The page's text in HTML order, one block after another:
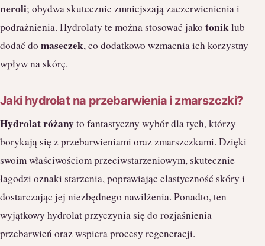
neroli; obydwa skutecznie zmniejszają zaczerwienienia i
podrażnienia. Hydrolaty te można stosować jako toniklub
dodać do maseczek, co dodatkowo wzmacnia ich korzystny
wpływ na skórę.
Jaki hydrolat na przebarwienia i zmarszczki?
Hydrolat różanyto fantastyczny wybór dla tych, którzy
borykają się z przebarwieniami oraz zmarszczkami. Dzięki
swoim właściwościom przeciwstarzeniowym, skutecznie
łagodzi oznaki starzenia, poprawiając elastyczność skóry i
dostarczając jej niezbędnego nawilżenia. Ponadto, ten
wyjątkowy hydrolat przyczynia się do rozjaśnienia
przebarwień oraz wspiera procesy regeneracji.